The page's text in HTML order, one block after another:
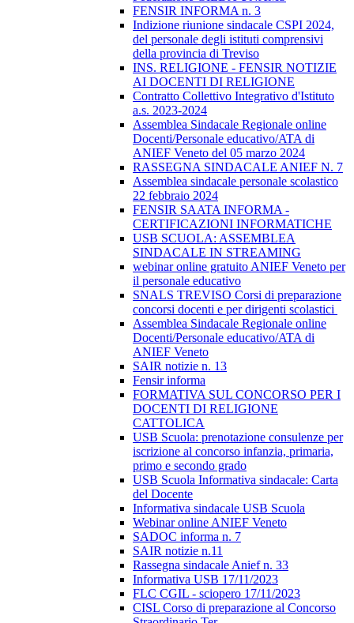
FENSIR INFORMA n. 3
Indizione riunione sindacale CSPI 2024,
del personale degli istituti comprensivi
della provincia di Treviso
INS. RELIGIONE - FENSIR NOTIZIE
AI DOCENTI DI RELIGIONE
Contratto Collettivo Integrativo d'Istituto
a.s. 2023-2024
Assemblea Sindacale Regionale online
Docenti/Personale educativo/ATA di
ANIEF Veneto del 05 marzo 2024
RASSEGNA SINDACALE ANIEF N. 7
Assemblea sindacale personale scolastico
22 febbraio 2024
FENSIR SAATA INFORMA -
CERTIFICAZIONI INFORMATICHE
USB SCUOLA: ASSEMBLEA
SINDACALE IN STREAMING
webinar online gratuito ANIEF Veneto per
il personale educativo
SNALS TREVISO Corsi di preparazione
concorsi docenti e per dirigenti scolastici
Assemblea Sindacale Regionale online
Docenti/Personale educativo/ATA di
ANIEF Veneto
SAIR notizie n. 13
Fensir informa
FORMATIVA SUL CONCORSO PER I
DOCENTI DI RELIGIONE
CATTOLICA
USB Scuola: prenotazione consulenze per
iscrizione al concorso infanzia, primaria,
primo e secondo grado
USB Scuola Informativa sindacale: Carta
del Docente
Informativa sindacale USB Scuola
Webinar online ANIEF Veneto
SADOC informa n. 7
SAIR notizie n.11
Rassegna sindacale Anief n. 33
Informativa USB 17/11/2023
FLC CGIL - sciopero 17/11/2023
CISL Corso di preparazione al Concorso